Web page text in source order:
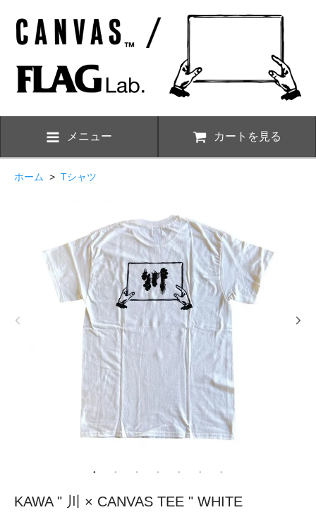
メニュー カートを見る
ホーム > Tシャツ
KAWA " 川 × CANVAS TEE " WHITE